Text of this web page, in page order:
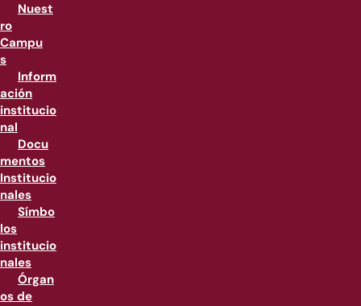
Nuest
ro
Campu
s
Inform
ación
institucio
nal
Docu
mentos
Institucio
nales
Símbo
los
institucio
nales
Órgan
os de